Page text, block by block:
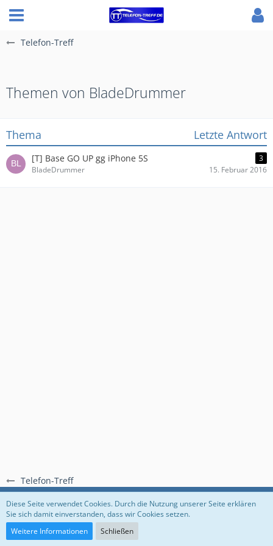
Telefon-Treff
Telefon-Treff
Themen von BladeDrummer
Thema Letzte Antwort
[T] Base GO UP gg iPhone 5S
3
BladeDrummer
15. Februar 2016
Regeln Datenschutzerklärung Impressum
Community-Software:
Diese Seite verwendet Cookies. Durch die Nutzung unserer Seite erklären
Sie sich damit einverstanden, dass wir Cookies setzen.
Weitere Informationen
Schließen